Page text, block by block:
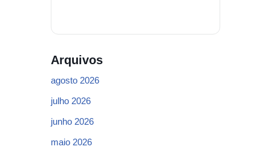
Arquivos
agosto 2026
julho 2026
junho 2026
maio 2026